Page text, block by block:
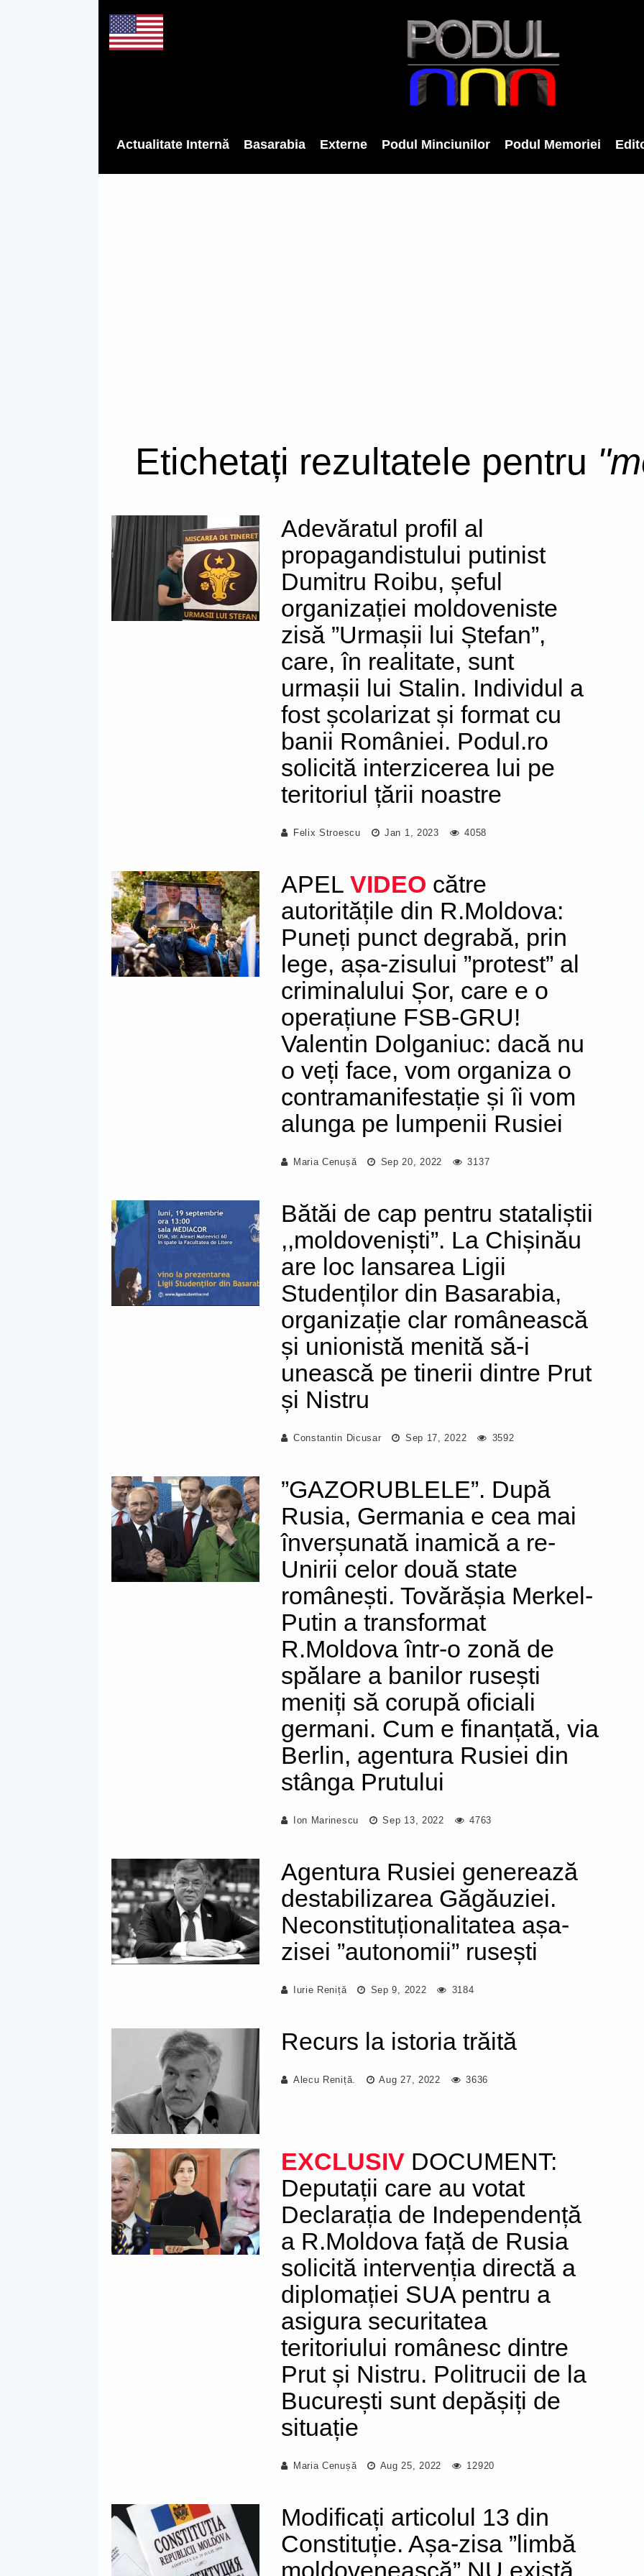
Actualitate Internă Basarabia Externe Podul Minciunilor Podul Memoriei
Etichetați rezultatele pentru
Adevăratul profil al
propagandistului putinist
Dumitru Roibu, șeful
organizației moldoveniste
zisă ”Urmașii lui Ștefan”,
care, în realitate, sunt
urmașii lui Stalin. Individul a
fost școlarizat și format cu
banii României. Podul.ro
solicită interzicerea lui pe
teritoriul țării noastre
Felix Stroescu Jan 1, 2023 4058
APELVIDEO către
autoritățile din R.Moldova:
Puneți punct degrabă, prin
lege, așa-zisului ”protest” al
criminalului Șor, care e o
operațiune FSB-GRU!
Valentin Dolganiuc: dacă nu
o veți face, vom organiza o
contramanifestație și îi vom
alunga pe lumpenii Rusiei
Maria Cenușă Sep 20, 2022 3137
Bătăi de cap pentru stataliștii
,,moldoveniști”. La Chișinău
are loc lansarea Ligii
Studenților din Basarabia,
organizație clar românească
și unionistă menită să-i
unească pe tinerii dintre Prut
și Nistru
Constantin Dicusar Sep 17, 2022 3592
”GAZORUBLELE”. După
Rusia, Germania e cea mai
înverșunată inamică a re-
Unirii celor două state
românești. Tovărășia Merkel-
Putin a transformat
R.Moldova într-o zonă de
spălare a banilor rusești
meniți să corupă oficiali
germani. Cum e finanțată, via
Berlin, agentura Rusiei din
stânga Prutului
Ion Marinescu Sep 13, 2022 4763
Agentura Rusiei generează
destabilizarea Găgăuziei.
Neconstituționalitatea așa-
zisei ”autonomii” rusești
Iurie Reniță Sep 9, 2022 3184
Recurs la istoria trăită
Alecu Reniță. Aug 27, 2022 3636
EXCLUSIV DOCUMENT:
Deputații care au votat
Declarația de Independență
a R.Moldova față de Rusia
solicită intervenția directă a
diplomației SUA pentru a
asigura securitatea
teritoriului românesc dintre
Prut și Nistru. Politrucii de la
București sunt depășiți de
situație
Maria Cenușă Aug 25, 2022 12920
Modificați articolul 13 din
Constituție. Așa-zisa ”limbă